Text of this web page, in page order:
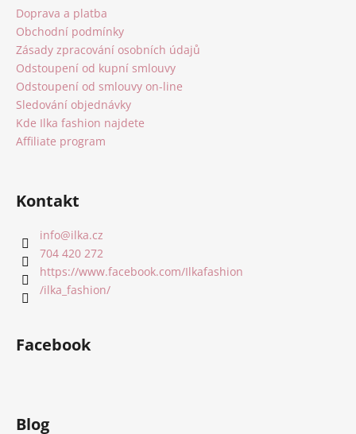
Doprava a platba
Obchodní podmínky
Zásady zpracování osobních údajů
Odstoupení od kupní smlouvy
Odstoupení od smlouvy on-line
Sledování objednávky
Kde Ilka fashion najdete
Affiliate program
Kontakt
info@ilka.cz
704 420 272
https://www.facebook.com/Ilkafashion
/ilka_fashion/
Facebook
Blog